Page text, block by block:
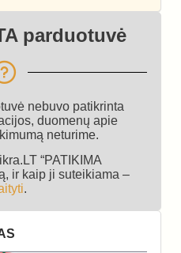
parduotuvė
nebuvo patikrinta
duomenų apie
neturime.
“PATIKIMA
ir kaip ji suteikiama –
.